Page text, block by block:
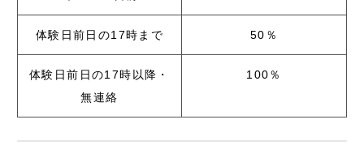
体験日前日の17時まで 50％
体験日前日の17時以降・
無連絡
100％